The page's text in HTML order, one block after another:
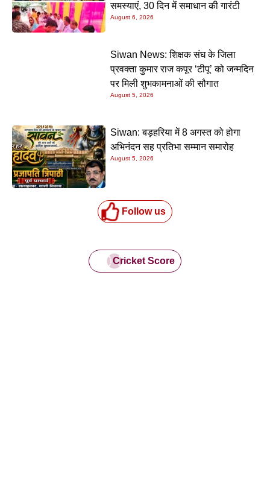
समस्याएं, 30 दिन में समाधान की गारंटी
August 6, 2026
Siwan News: शिक्षक संघ के जिला
प्रवक्ता कुमार राज कपूर ‘टीपू’ को जन्मदिन
पर मिली शुभकामनाओं की सौगात
August 5, 2026
Siwan: बड़हरिया में 8 अगस्त को होगा
अभिनंदन सह प्रतिभा सम्मान समारोह
August 5, 2026
Follow us
Cricket Score